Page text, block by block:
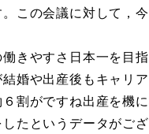
この会議に対して，
きやすさ日本一を目
婚や出産後もキャリ
割がですね出産を機
たというデータがご